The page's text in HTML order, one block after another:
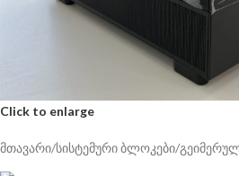
Click to enlarge
მთავარი/სისტემური ბლოკები/